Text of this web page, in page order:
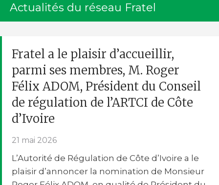
Actualités du réseau Fratel
Fratel a le plaisir d’accueillir,
parmi ses membres, M. Roger
Félix ADOM, Président du Conseil
de régulation de l’ARTCI de Côte
d’Ivoire
21 mai 2026
L’Autorité de Régulation de Côte d’Ivoire a le
plaisir d’annoncer la nomination de Monsieur